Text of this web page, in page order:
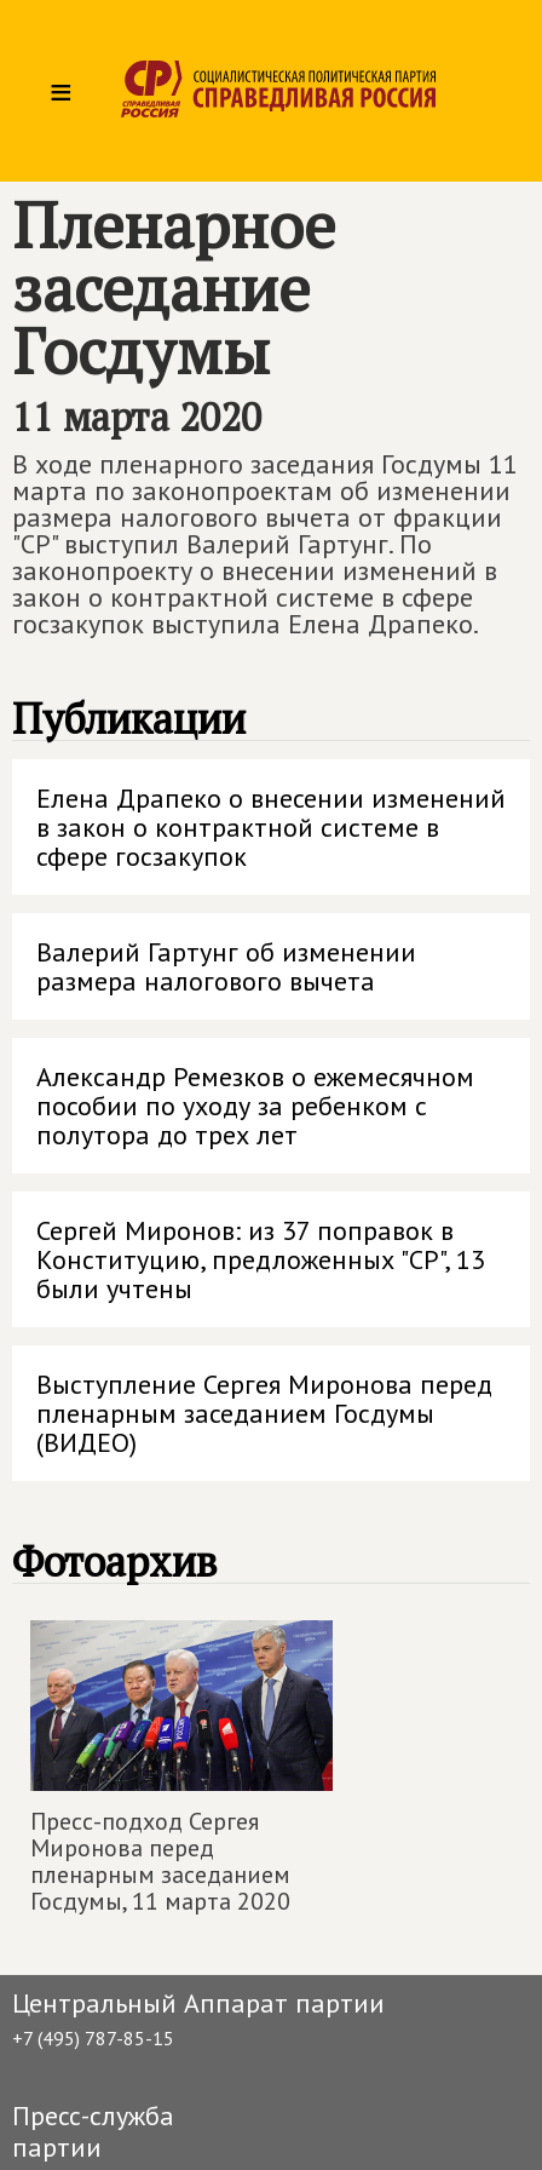
≡
Пленарное
заседание
Госдумы
11 марта 2020
В ходе пленарного заседания Госдумы 11
марта по законопроектам об изменении
размера налогового вычета от фракции
"СР" выступил Валерий Гартунг. По
законопроекту о внесении изменений в
закон о контрактной системе в сфере
госзакупок выступила Елена Драпеко.
Публикации
Елена Драпеко о внесении изменений
в закон о контрактной системе в
сфере госзакупок
Валерий Гартунг об изменении
размера налогового вычета
Александр Ремезков о ежемесячном
пособии по уходу за ребенком с
полутора до трех лет
Сергей Миронов: из 37 поправок в
Конституцию, предложенных "СР", 13
были учтены
Выступление Сергея Миронова перед
пленарным заседанием Госдумы
(ВИДЕО)
Фотоархив
Пресс-подход Сергея
Миронова перед
пленарным заседанием
Госдумы,11 марта 2020
Центральный Аппарат партии
+7 (495) 787-85-15
Пресс-служба
партии